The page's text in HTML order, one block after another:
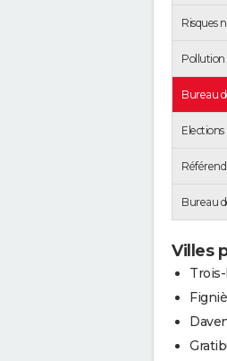
Risques
Pollution
Bureau
Elections
Bureau
Villes